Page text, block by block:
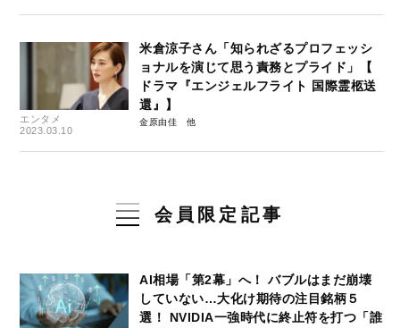
エンタメ
2023.03.10
米倉涼子さん「知られざるプロフェッシ
ョナルを演じて思う責務とプライド」【
ドラマ『エンジェルフライト 国際霊柩送
還』】
金原由佳
会員限定記事
AI相場「第2幕」へ！ バブルはまだ崩壊
していない…大化け期待の注目銘柄５
選！ NVIDIA一強時代に終止符を打つ「誰